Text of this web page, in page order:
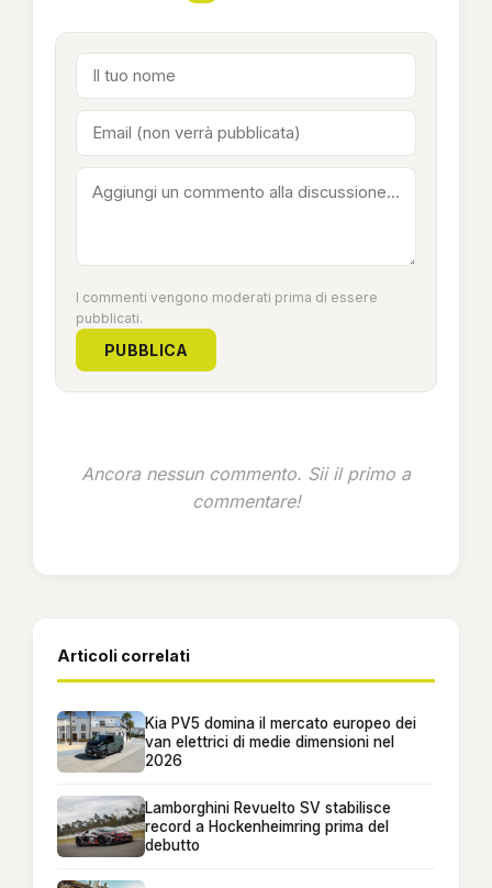
I commenti vengono moderati prima di essere
pubblicati.
PUBBLICA
Ancora nessun commento. Sii il primo a
commentare!
Articoli correlati
Kia PV5 domina il mercato europeo dei
van elettrici di medie dimensioni nel
2026
Lamborghini Revuelto SV stabilisce
record a Hockenheimring prima del
debutto